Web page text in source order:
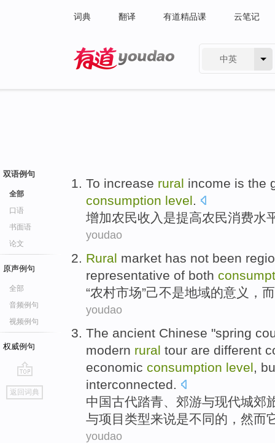
词典 翻译 有道精品课 云笔记
中英
双语例句
全部
口语
书面语
论文
原声例句
全部
音频例句
视频例句
权威例句
go
top
返回词典
To increase rural income is the
consumption level.
增加农民收入 是提高农民消费水
youdao
Rural market has not been
representative of both
“农村市场”己不是地域的意义， 而
youdao
The ancient Chinese "spring
modern rural tour are different
economic consumption level
interconnected
中国古代踏青 郊游与现代城郊
与项目类型来说是不同的， 然而
youdao